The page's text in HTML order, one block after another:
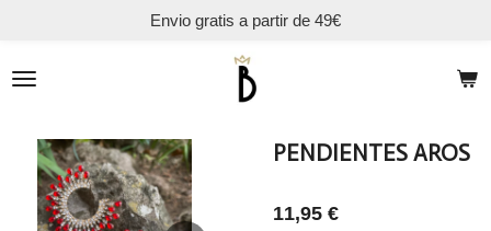
contenido
Envio gratis a partir de 49€
PENDIENTES AROS
11,95 €